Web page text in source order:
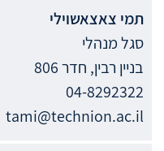
תמי צאצאשוילי
סגל מנהלי
בניין רבין, חדר 806
04-8292322
tami@technion.ac.il